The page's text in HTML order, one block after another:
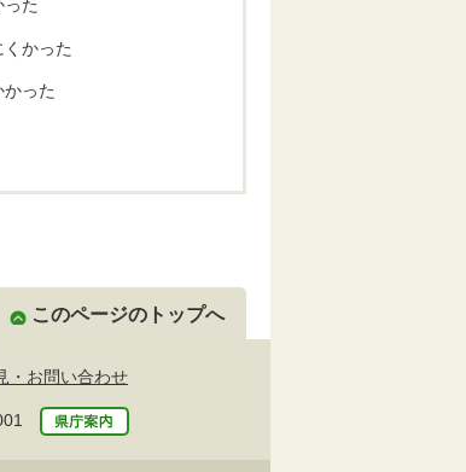
った
かった
った
このページのトップへ
・お問い合わせ